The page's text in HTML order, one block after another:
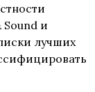
и
лучших